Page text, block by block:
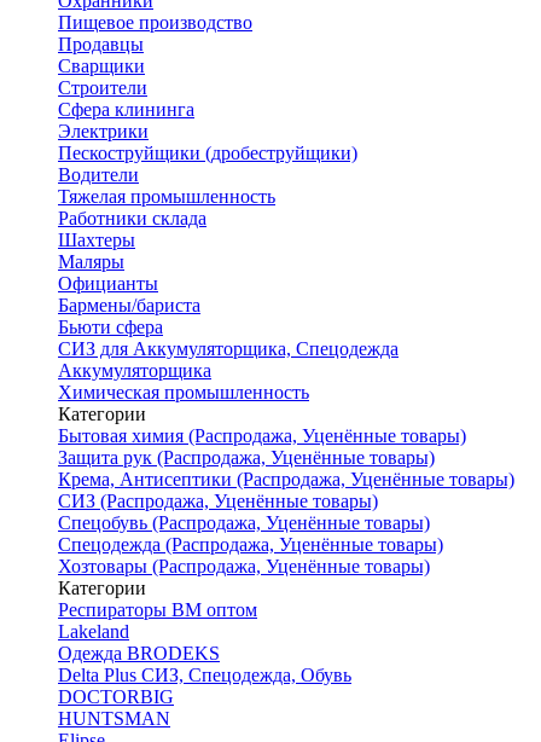
Пищевое производство
Продавцы
Сварщики
Строители
Сфера клининга
Электрики
Пескоструйщики (дробеструйщики)
Водители
Тяжелая промышленность
Работники склада
Шахтеры
Маляры
Официанты
Бармены/бариста
Бьюти сфера
СИЗ для Аккумуляторщика, Спецодежда
Аккумуляторщика
Химическая промышленность
Категории
Бытовая химия (Распродажа, Уценённые товары)
Защита рук (Распродажа, Уценённые товары)
Крема, Антисептики (Распродажа, Уценённые товары)
СИЗ (Распродажа, Уценённые товары)
Спецобувь (Распродажа, Уценённые товары)
Спецодежда (Распродажа, Уценённые товары)
Хозтовары (Распродажа, Уценённые товары)
Категории
Респираторы ВМ оптом
Lakeland
Одежда BRODEKS
Delta Plus СИЗ, Спецодежда, Обувь
DOCTORBIG
HUNTSMAN